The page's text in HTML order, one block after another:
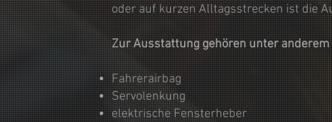
oder auf kurzen Alltagsstrecken ist die
Zur Ausstattung gehören unter anderem
Fahrerairbag
Servolenkung
elektrische Fensterheber